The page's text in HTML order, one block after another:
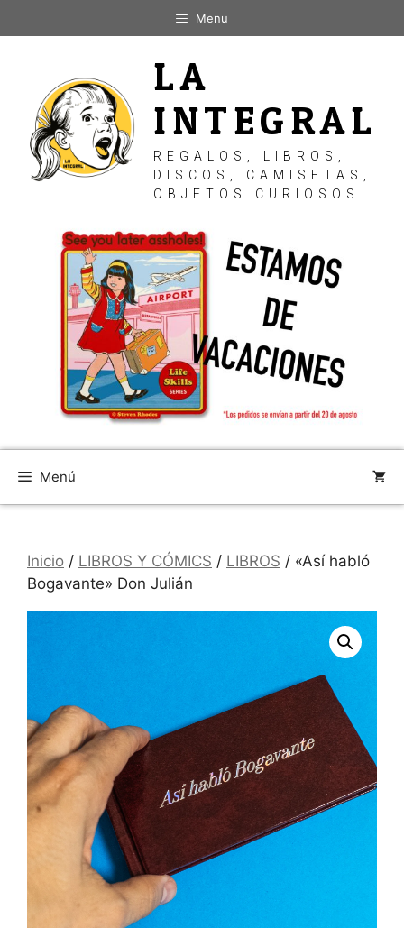
al
Menu
LA
INTEGRAL
REGALOS, LIBROS,
DISCOS, CAMISETAS,
OBJETOS CURIOSOS
Menú
Inicio / LIBROS Y CÓMICS / LIBROS / «Así habló
Bogavante» Don Julián